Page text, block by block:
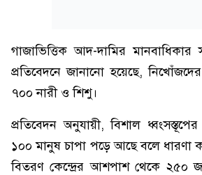
গাজাভিত্তিক আদ-দামির
প্রতিবেদনে জানানো হয়েছে,
৭০০ নারী ও শিশু।
প্রতিবেদন অনুযায়ী, বিশাল
১০০ মানুষ চাপা পড়ে আছে বলে ধারণা
বিতরণ কেন্দ্রের আশপাশ থেকে ২৫০